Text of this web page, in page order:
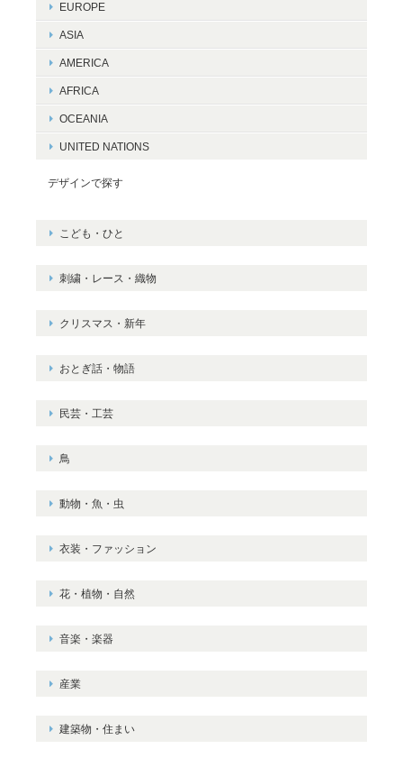
EUROPE
ASIA
AMERICA
AFRICA
OCEANIA
UNITED NATIONS
デザインで探す
こども・ひと
刺繍・レース・織物
クリスマス・新年
おとぎ話・物語
民芸・工芸
鳥
動物・魚・虫
衣装・ファッション
花・植物・自然
音楽・楽器
産業
建築物・住まい